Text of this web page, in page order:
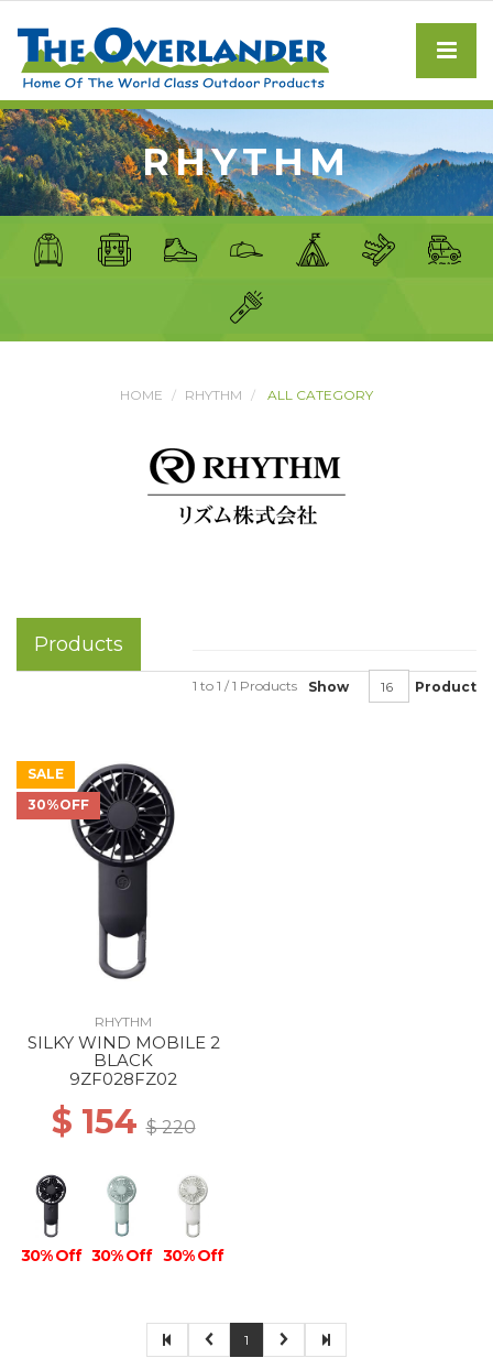
RHYTHM
HOME RHYTHM ALL CATEGORY
Products
Show Product
1 to 1 / 1 Products
SALE
30%OFF
RHYTHM
SILKY WIND MOBILE 2
BLACK
9ZF028FZ02
$ 154$ 220
30% Off 30% Off 30% Off
1